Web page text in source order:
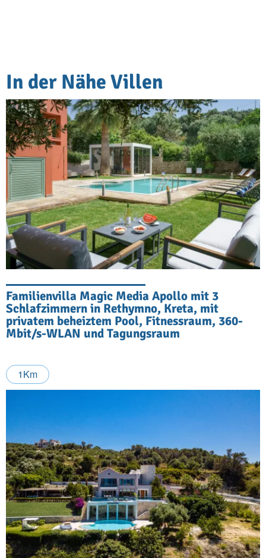
In der Nähe Villen
Familienvilla Magic Media Apollo mit 3
Schlafzimmern in Rethymno, Kreta, mit
privatem beheiztem Pool, Fitnessraum, 360-
Mbit/s-WLAN und Tagungsraum
1Km